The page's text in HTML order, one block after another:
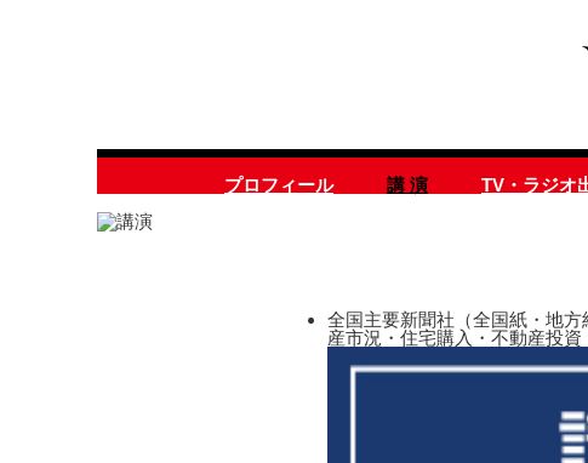
プロフィール 講 演 TV・ラジオ
全国主要新聞社（全国紙・地
産市況・住宅購入・不動産投